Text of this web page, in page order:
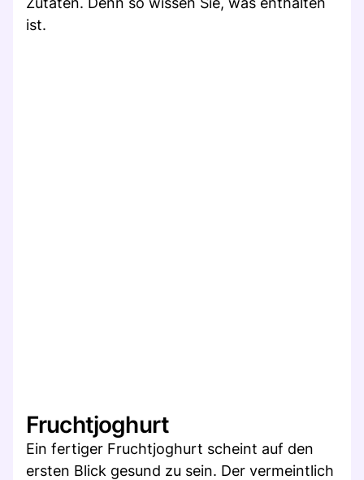
ist.
Fruchtjoghurt
Ein fertiger Fruchtjoghurt scheint auf den
ersten Blick gesund zu sein. Der vermeintlich